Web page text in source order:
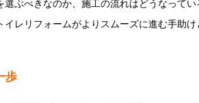
ぶべきなのか、施工の流れはどうなって
レリフォームがよりスムーズに進む手助
歩